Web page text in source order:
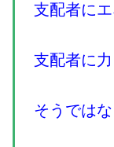
支配者に
支配者に
そうでは